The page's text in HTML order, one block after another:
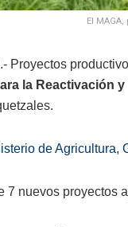
El
Proyectos
la Reactivación
de Agricultura,
7 nuevos proyectos